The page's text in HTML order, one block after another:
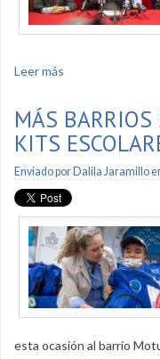
Leer más
MÁS BARRIOS
KITS
Enviado por Dalila Jaramillo
esta ocasión al barrio